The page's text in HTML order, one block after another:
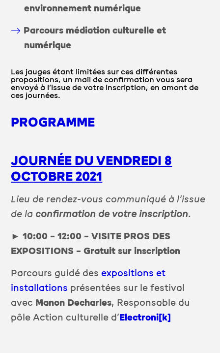
environnement numérique
Parcours médiation culturelle et
numérique
Les jauges étant limitées sur ces différentes
propositions, un mail de confirmation vous sera
envoyé à l’issue de votre inscription, en amont de
ces journées.
PROGRAMME
JOURNÉE DU VENDREDI 8
OCTOBRE 2021
Lieu de rendez-vous communiqué à l’issue
de la confirmation de votre inscription.
►10:00 – 12:00 – VISITE PROS DES
EXPOSITIONS – Gratuit sur inscription
Parcours guidé des expositions et
installations présentées sur le festival
avec Manon Decharles, Responsable du
pôle Action culturelle d’Electroni[k]